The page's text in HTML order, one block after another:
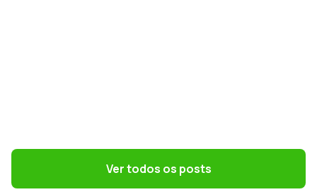
Terceirização: 7 riscos trabalhistas que o
DP precisa evitarVer todos os posts